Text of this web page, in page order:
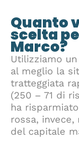
Quanto
scelta
Marco?
Utilizziamo
al meglio la
tratteggiata
(250 – 71 di
ha
rossa, invece,
del capitale